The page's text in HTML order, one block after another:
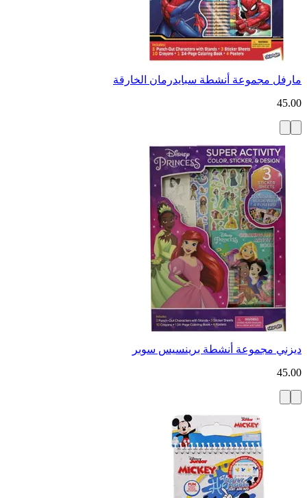
مارفل مجموعة أنشطة سبايدرمان الخارقة
45.00
ديزني مجموعة أنشطة برينسيس سوبر
45.00